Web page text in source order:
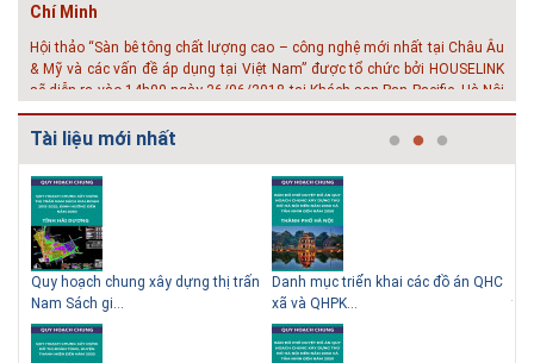
Chí Minh
Hội thảo “Sàn bê tông chất lượng cao – công nghệ mới nhất tại Châu Âu
& Mỹ và các vấn đề áp dụng tại Việt Nam” được tổ chức bởi HOUSELINK
sẽ diễn ra vào 14h00 ngày 26/06/2018 tại Khách sạn Pan Pacific, Hà Nội
và ngày 28/...
# 04.03.2017 | 10:56
Độc đáo 3 địa danh thu nhỏ trong một homestay giữa lòng
Hà Nội
Ngoài các khách sạn và nhà nghỉ, nhiều du khách có xu hướng tìm đến
các homestay cho kỳ nghỉ của mình.
Tài liệu mới nhất
Quy hoạch chung xây dựng thị trấn
Nam Sách gi...
Danh mục triển khai các đồ án QHC
xã và QHPK...